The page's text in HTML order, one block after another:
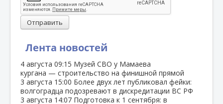
Лента новостей
4 августа 09:15 Музей СВО у Мамаева
кургана — строительство на финишной прямой
3 августа 15:00 Более двух лет публиковал фейки:
волгоградца подозревают в дискредитации ВС РФ
3 августа 14:07 Подготовка к 1 сентября: в
Отправить